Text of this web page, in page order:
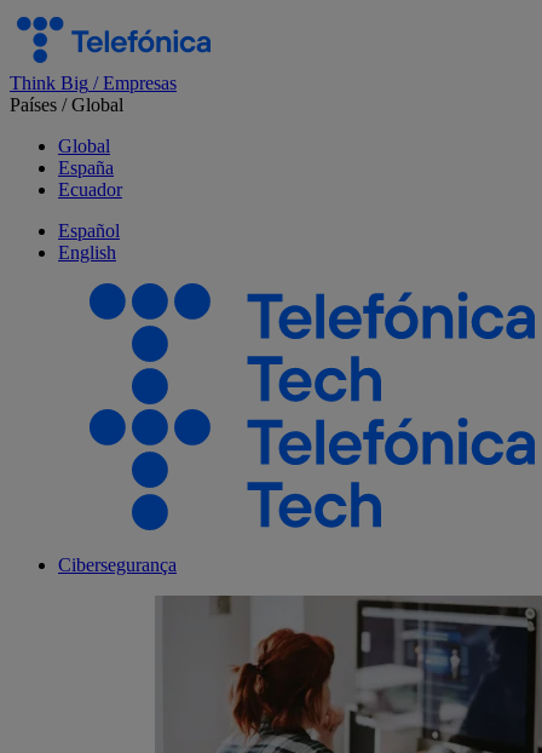
Salta
contenido
Think Big / Empresas
Países /Global
Global
España
Ecuador
Español
English
Cibersegurança